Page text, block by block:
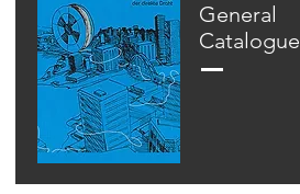
General
Catalogue